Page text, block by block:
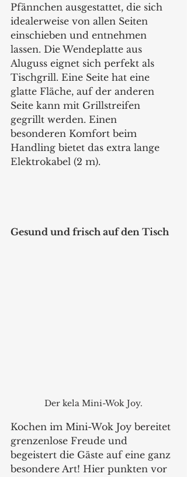
Pfännchen ausgestattet, die sich
idealerweise von allen Seiten
einschieben und entnehmen
lassen. Die Wendeplatte aus
Aluguss eignet sich perfekt als
Tischgrill. Eine Seite hat eine
glatte Fläche, auf der anderen
Seite kann mit Grillstreifen
gegrillt werden. Einen
besonderen Komfort beim
Handling bietet das extra lange
Elektrokabel (2 m).
Gesund und frisch auf den Tisch
Der kela Mini-Wok Joy.
Kochen im Mini-Wok Joy bereitet
grenzenlose Freude und
begeistert die Gäste auf eine ganz
besondere Art! Hier punkten vor